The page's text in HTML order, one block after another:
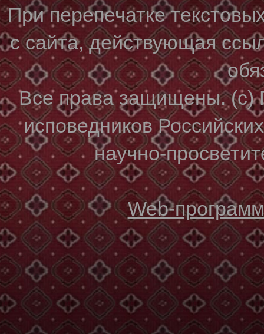
При перепечатке
с сайта, действующая
Все права защищены. (с)
исповедников
научно-
Web-